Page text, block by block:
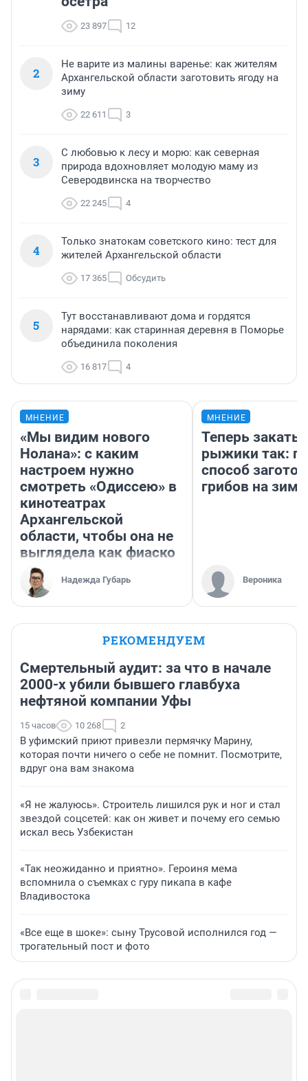
23 897 12
2
Не варите из малины варенье: как жителям
Архангельской области заготовить ягоду на
зиму
22 611 3
3
С любовью к лесу и морю: как северная
природа вдохновляет молодую маму из
Северодвинска на творчество
22 245 4
4
Только знатокам советского кино: тест для
жителей Архангельской области
17 365 Обсудить
5
Тут восстанавливают дома и гордятся
нарядами: как старинная деревня в Поморье
объединила поколения
16 817 4
МНЕНИЕ
«Мы видим нового
Нолана»: с каким
настроем нужно
смотреть «Одиссею» в
кинотеатрах
Архангельской
области, чтобы она не
выглядела как фиаско
Надежда Губарь
МНЕНИЕ
Теперь
рыжики так:
способ
грибов на зиму
Вероника
РЕКОМЕНДУЕМ
Смертельный аудит: за что в начале
2000-х убили бывшего главбуха
нефтяной компании Уфы
15 часов 10 268 2
В уфимский приют привезли пермячку Марину,
которая почти ничего о себе не помнит. Посмотрите,
вдруг она вам знакома
«Я не жалуюсь». Строитель лишился рук и ног и стал
звездой соцсетей: как он живет и почему его семью
искал весь Узбекистан
«Так неожиданно и приятно». Героиня мема
вспомнила о съемках с гуру пикапа в кафе
Владивостока
«Все еще в шоке»: сыну Трусовой исполнился год —
трогательный пост и фото